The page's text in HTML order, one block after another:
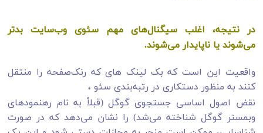
در نتیجه، اغلب سیگنال‌های مهم سئوی وب‌سایت بدتر
می‌شوند یا ناپایدار می‌شوند.
واقعیت این است که بک لینک های که رنک‌صفحه را منتقل
کنند به منظور دستکاری در رتبه‌بندی سئو ،
نقض اصول اساسی جستجوی گوگل (قبلاً به نام رهنمودهای
وبمستر گوگل شناخته می‌شد) را نشان می‌دهد که در صورت